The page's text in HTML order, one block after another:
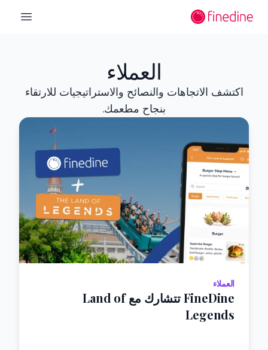
menu
العملاء
اكتشف الاتجاهات والنصائح والاستراتيجيات للارتقاء
بنجاح مطعمك.
العملاء
FineDine تتشارك مع Land of
Legends